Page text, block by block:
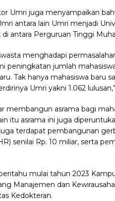
Umri juga menyampaikan
antara lain Umri menjadi
antara Perguruan Tinggi
menghadapi
peningkatan jumlah
Tak hanya mahasiswa baru
Umri yakni 1.062
membangun asrama bagi
itu asrama ini juga
terdapat pembangunan
senilai Rp. 10 miliar, serta
mulai tahun 2023
Manajemen dan
Kedokteran.